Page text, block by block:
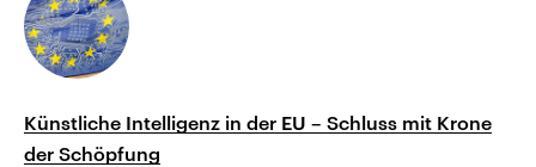
Künstliche Intelligenz in der EU – Schluss mit Krone
der Schöpfung